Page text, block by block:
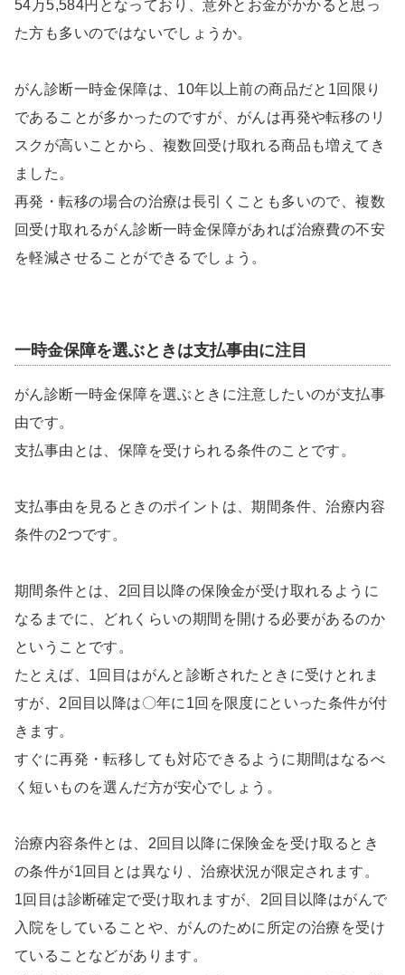
54万5,584円となっており、意外とお金がかかると思っ
た方も多いのではないでしょうか。
がん診断一時金保障は、10年以上前の商品だと1回限り
であることが多かったのですが、がんは再発や転移のリ
スクが高いことから、複数回受け取れる商品も増えてき
ました。
再発・転移の場合の治療は長引くことも多いので、複数
回受け取れるがん診断一時金保障があれば治療費の不安
を軽減させることができるでしょう。
一時金保障を選ぶときは支払事由に注目
がん診断一時金保障を選ぶときに注意したいのが支払事
由です。
支払事由とは、保障を受けられる条件のことです。
支払事由を見るときのポイントは、期間条件、治療内容
条件の2つです。
期間条件とは、2回目以降の保険金が受け取れるように
なるまでに、どれくらいの期間を開ける必要があるのか
ということです。
たとえば、1回目はがんと診断されたときに受けとれま
すが、2回目以降は〇年に1回を限度にといった条件が付
きます。
すぐに再発・転移しても対応できるように期間はなるべ
く短いものを選んだ方が安心でしょう。
治療内容条件とは、2回目以降に保険金を受け取るとき
の条件が1回目とは異なり、治療状況が限定されます。
1回目は診断確定で受け取れますが、2回目以降はがんで
入院をしていることや、がんのために所定の治療を受け
ていることなどがあります。